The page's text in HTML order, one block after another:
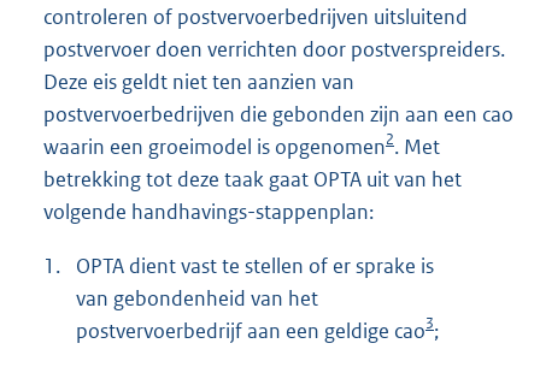
controleren of postvervoerbedrijven uitsluitend
postvervoer doen verrichten door postverspreiders.
Deze eis geldt niet ten aanzien van
postvervoerbedrijven die gebonden zijn aan een cao
waarin een groeimodel is opgenomen2. Met
betrekking tot deze taak gaat OPTA uit van het
volgende handhavings-stappenplan:
1.
OPTA dient vast te stellen of er sprake is
van gebondenheid van het
postvervoerbedrijf aan een geldige cao3;